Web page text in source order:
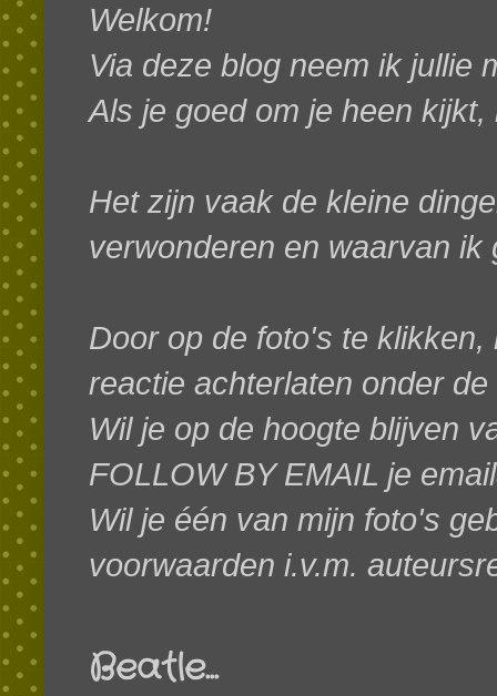
Welkom!
Via deze blog neem ik jullie
Als je goed om je heen
Het zijn vaak de kleine
verwonderen en waarvan ik
Door op de foto's te
reactie achterlaten onder
Wil je op de hoogte blijven
FOLLOW BY EMAIL je
Wil je één van mijn foto's
voorwaarden i.v.m.
Beatle...